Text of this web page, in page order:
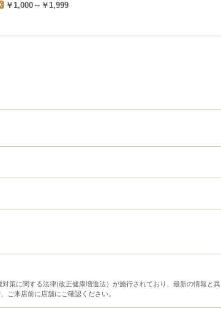
￥1,000～￥1,999
策に関する法律(改正健康増進法）が施行されており、最新の情報と異
ご来店前に店舗にご確認ください。